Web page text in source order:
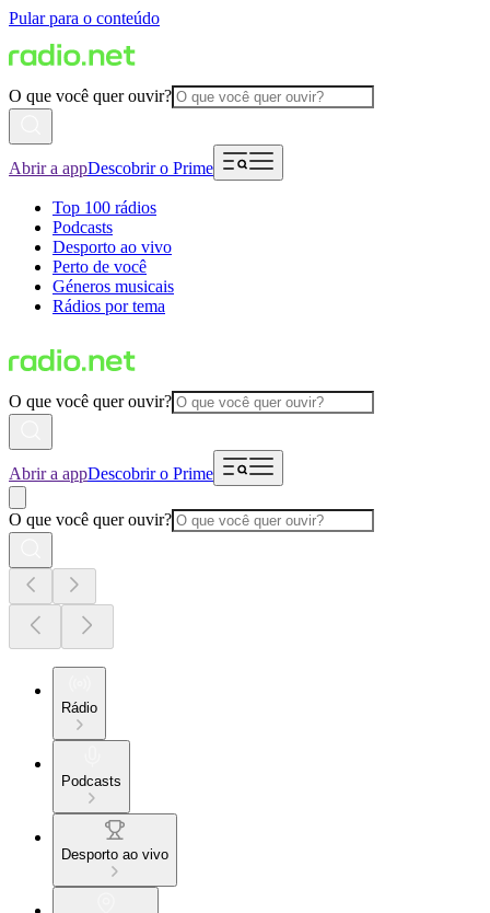
Pular para o conteúdo
O que você quer ouvir?
Abrir a appDescobrir o Prime
Top 100 rádios
Podcasts
Desporto ao vivo
Perto de você
Géneros musicais
Rádios por tema
O que você quer ouvir?
Abrir a appDescobrir o Prime
O que você quer ouvir?
Rádio
Podcasts
Desporto ao vivo